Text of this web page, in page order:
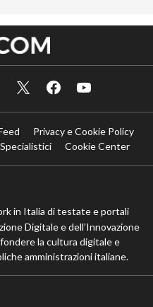
Privacy e Cookie Policy
Cookie Center
in Italia di testate e portali
Digitale e dell’Innovazione
la cultura digitale e
amministrazioni italiane.